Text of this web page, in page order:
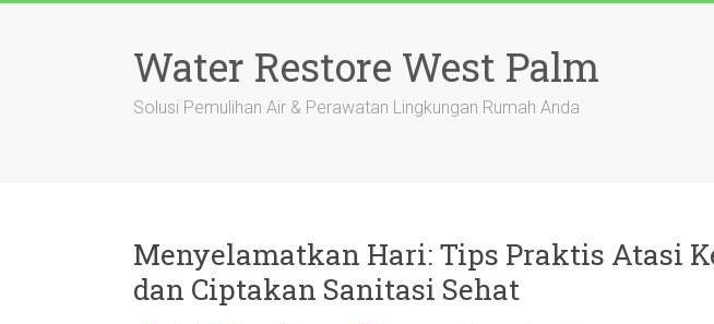
Water Restore West Palm
Solusi Pemulihan Air & Perawatan Lingkungan Rumah Anda
Menyelamatkan Hari: Tips Praktis Atasi
dan Ciptakan Sanitasi Sehat